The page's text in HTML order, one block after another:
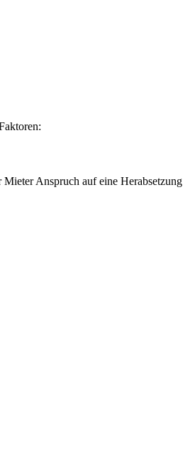
Mieter Anspruch auf eine Herabsetzung